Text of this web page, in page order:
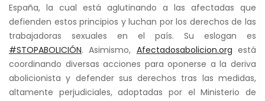
España, la cual está aglutinando a las afectadas que
defienden estos principios y luchan por los derechos de las
trabajadoras sexuales en el país. Su eslogan es
#STOPABOLICIÓN. Asimismo, Afectadosabolicion.org está
coordinando diversasacciones para oponerse a la deriva
abolicionista y defender sus derechos tras las medidas,
altamente perjudiciales, adoptadas por el Ministerio de